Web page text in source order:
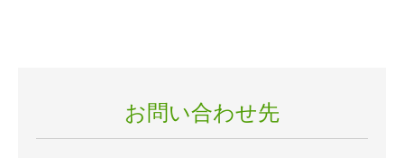
お問い合わせ先